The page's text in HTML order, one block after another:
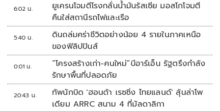
6:02 น.
ยูเครนโจมตีโรงกลั่นน้ำมันรัสเซีย มอสโกโจมตี
คืนใส่สถานีรถไฟและเรือ
5:40 น.
ดินถล่มคร่าชีวิตอย่างน้อย 4 รายในภาคเหนือ
ของฟิลิปปินส์
0:01 น.
“โครงสร้างเก่า-คนใหม่”บีอาร์เอ็น รัฐตรึงกำลัง
รักษาพื้นที่ปลอดภัย
20:43 น.
ทัพนักบิด 'ฮอนด้า เรซซิ่ง ไทยแลนด์' ลุ้นล่าโพ
เดียม ARRC สนาม 4 ที่มัลดาลิกา